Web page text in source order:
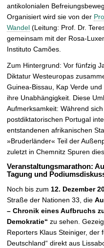
antikolonialen
Organisiert wird sie von der
Wandel (Leitung: Prof. Dr.
gemeinsam mit der Rosa-
Instituto Camões.
Zum Hintergrund: Vor fünfzig
Diktatur Westeuropas
Guinea-Bissau, Kap Verde
ihre Unabhängigkeit. Diese
Aufmerksamkeit: Während
postdiktatorischen Portugal
entstandenen afrikanischen
»Bruderländer« Teil der
zuletzt in Chemnitz Spuren
Veranstaltungsmarathon:
Tagung und
Noch bis zum 12. Dezember
Straße der Nationen 33, die
– Chronik eines Aufbruchs
Demokratie“ zu sehen.
Reporters Klaus Steiniger, der
Deutschland“ direkt aus